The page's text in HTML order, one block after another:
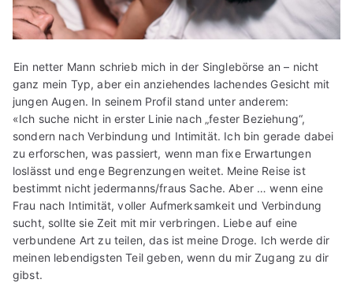
Ein netter Mann schrieb mich in der Singlebörse an – nicht
ganz mein Typ, aber ein anziehendes lachendes Gesicht mit
jungen Augen. In seinem Profil stand unter anderem:
«Ich suche nicht in erster Linie nach „fester Beziehung“,
sondern nach Verbindung und Intimität. Ich bin gerade dabei
zu erforschen, was passiert, wenn man fixe Erwartungen
loslässt und enge Begrenzungen weitet. Meine Reise ist
bestimmt nicht jedermanns/fraus Sache. Aber … wenn eine
Frau nach Intimität, voller Aufmerksamkeit und Verbindung
sucht, sollte sie Zeit mit mir verbringen. Liebe auf eine
verbundene Art zu teilen, das ist meine Droge. Ich werde dir
meinen lebendigsten Teil geben, wenn du mir Zugang zu dir
gibst.